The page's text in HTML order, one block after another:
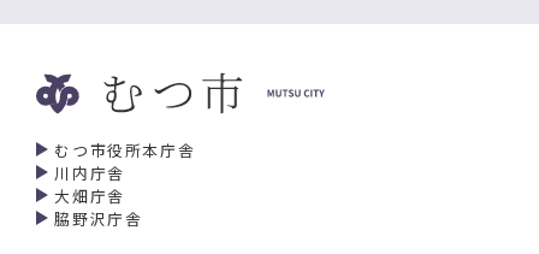
むつ市役所本庁舎
川内庁舎
大畑庁舎
脇野沢庁舎